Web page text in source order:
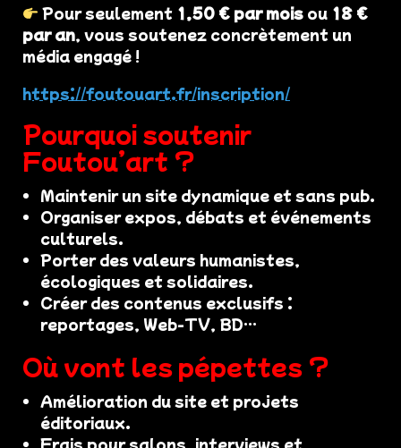
Pour seulement 1,50 € par mois ou 18 €
par an, vous soutenez concrètement un
média engagé !
https://foutouart.fr/inscription/
Pourquoi soutenir
Foutou’art ?
Maintenir un site dynamique et sans pub.
Organiser expos, débats et événements
culturels.
Porter des valeurs humanistes,
écologiques et solidaires.
Créer des contenus exclusifs :
reportages, Web-TV, BD…
Où vont les pépettes ?
Amélioration du site et projets
éditoriaux.
Frais pour salons, interviews et